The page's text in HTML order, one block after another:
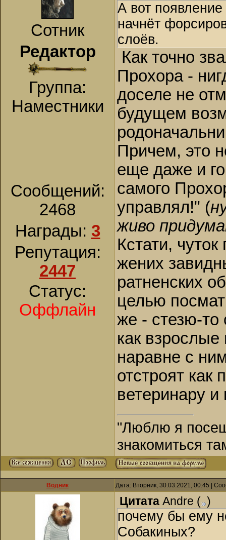
Сотник
Редактор
Группа:
Наместники
Сообщений:
2468
Награды: 3
Репутация:
2447
Статус:
Оффлайн
А вот
начнёт
слоёв.
Как точно
Прохора -
доселе не
будущем
Причем, это
еще даже и
самого
управлял!" (
живо
Кстати,
жених
ратненских
целью
же - стезю-то
как взрослые
наравне с
отстроят как
ветеринару и
"Люблю я
знакомиться
Водник Дата: Вторник, 30.03.2021, 00:45 |
Цитата Andre ( )
почему бы ему
Собакиных?